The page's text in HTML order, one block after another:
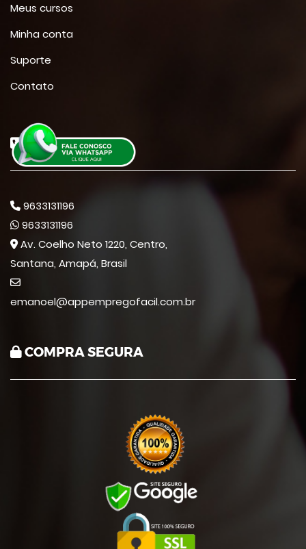
Meus cursos
Minha conta
Suporte
Contato
CONTATO
9633131196
9633131196
Av. Coelho Neto 1220, Centro,
Santana, Amapá, Brasil
emanoel@appempregofacil.com.br
COMPRA SEGURA